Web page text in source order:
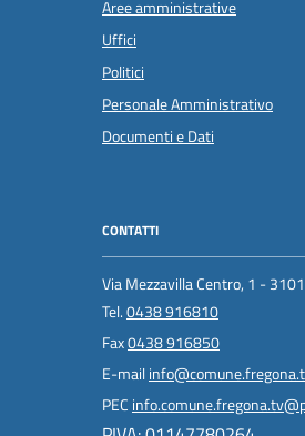
Aree amministrative
Uffici
Politici
Personale Amministrativo
Documenti e Dati
CONTATTI
Via Mezzavilla Centro, 1 -
Tel.0438 916810
Fax0438 916850
E-mail
PEC